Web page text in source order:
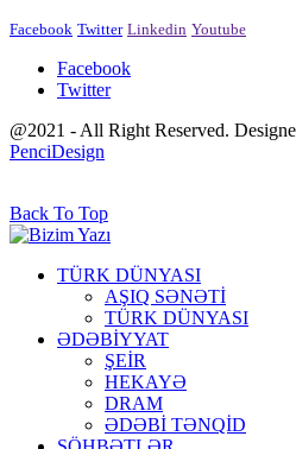
Facebook Twitter Linkedin Youtube
Facebook
Twitter
@2021 - All Right Reserved.
PenciDesign
Back To Top
TÜRK DÜNYASI
AŞIQ SƏNƏTİ
TÜRK DÜNYASI
ƏDƏBİYYAT
ŞEİR
HEKAYƏ
DRAM
ƏDƏBİ TƏNQİD